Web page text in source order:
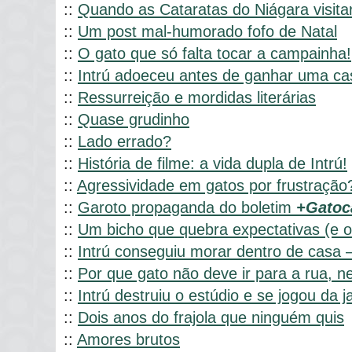
:: Quando as Cataratas do Niágara
:: Um post mal-humorado fofo de Natal
:: O gato que só falta tocar a campainha!
:: Intrú adoeceu antes de ganhar uma
:: Ressurreição e mordidas literárias
:: Quase grudinho
:: Lado errado?
:: História de filme: a vida dupla de Intrú!
:: Agressividade em gatos por
:: Garoto propaganda do boletim
:: Um bicho que quebra expectativas (e
:: Intrú conseguiu morar dentro de casa
:: Por que gato não deve ir para a rua,
:: Intrú destruiu o estúdio e se jogou da
:: Dois anos do frajola que ninguém quis
:: Amores brutos